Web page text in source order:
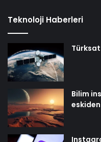
Teknoloji Haberleri
Türksat
Bilim
eskiden